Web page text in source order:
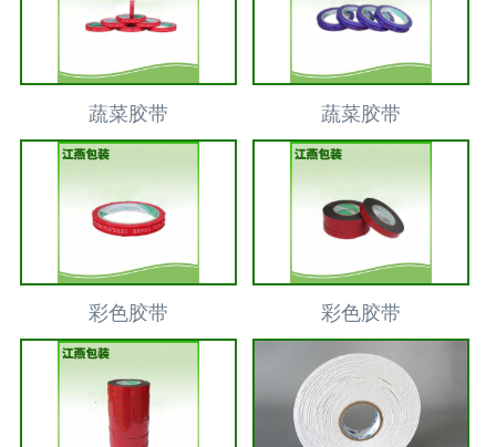
蔬菜胶带 蔬菜胶带
彩色胶带 彩色胶带